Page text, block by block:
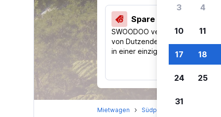
Spare 40 % und mehr
SWOODOO vergleicht Preise
von Dutzenden Reise-Websites
in einer einzigen Suche.
Mietwagen Südpazifik
3 4
10 11
17 18
24 25
31